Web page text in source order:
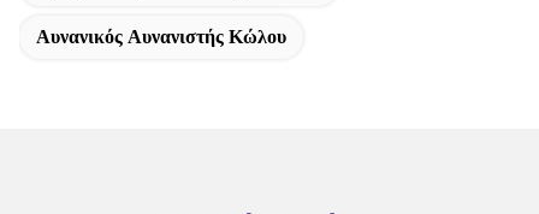
Αυνανικός Αυνανιστής Κώλου